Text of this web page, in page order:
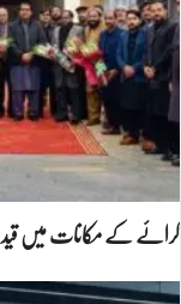
کرائے کے مکانات میں قید